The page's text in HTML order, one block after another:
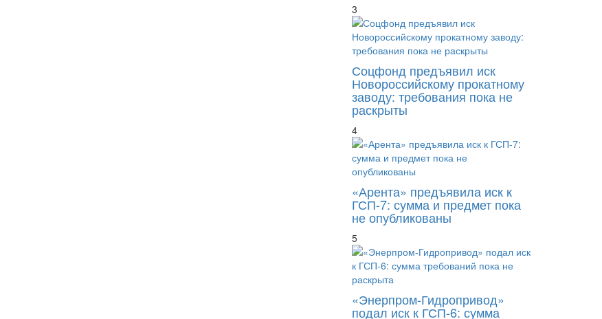
3
Соцфонд предъявил иск
Новороссийскому прокатному
заводу: требования пока не
раскрыты
4
«Арента» предъявила иск к
ГСП-7: сумма и предмет пока
не опубликованы
5
«Энерпром-Гидропривод»
подал иск к ГСП-6: сумма